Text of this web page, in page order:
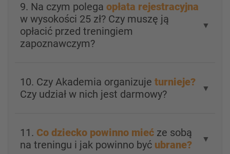
9. Na czym polega opłata rejestracyjna
w wysokości 25 zł? Czy muszę ją
opłacić przed treningiem
zapoznawczym?
▼
10. Czy Akademia organizuje turnieje?
Czy udział w nich jest darmowy?
▼
11. Co dziecko powinno mieć ze sobą
na treningu i jak powinno być ubrane? ▼